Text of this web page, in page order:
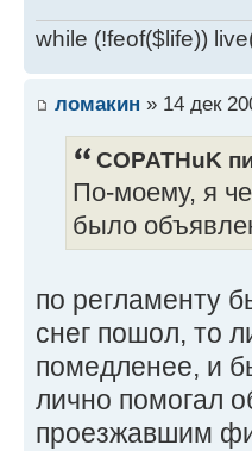
while (!feof($life))
ломакин » 14 дек
COPATHuK
По-моему, я
было
по регламенту
снег пошол, то
помедленее, и
лично помогал
проезжавшим